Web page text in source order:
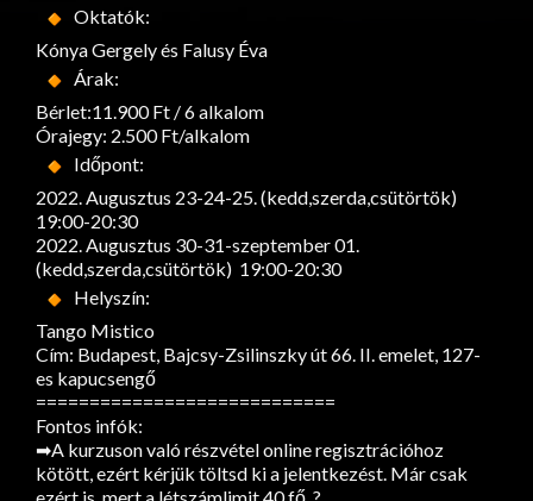
Oktatók:
Kónya Gergely és Falusy Éva
Árak:
Bérlet:11.900 Ft / 6 alkalom
Órajegy: 2.500 Ft/alkalom
Időpont:
2022. Augusztus 23-24-25. (kedd,szerda,csütörtök)
19:00-20:30
2022. Augusztus 30-31-szeptember 01.
(kedd,szerda,csütörtök) 19:00-20:30
Helyszín:
Tango Mistico
Cím: Budapest, Bajcsy-Zsilinszky út 66. II. emelet, 127-
es kapucsengő
============================
Fontos infók:
➡A kurzuson való részvétel online regisztrációhoz
kötött, ezért kérjük töltsd ki a jelentkezést. Már csak